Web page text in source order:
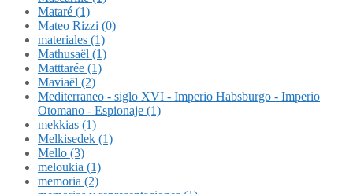
Mataré (1)
Mateo Rizzi (0)
materiales (1)
Mathusaël (1)
Matttarée (1)
Maviaël (2)
Mediterraneo - siglo XVI - Imperio Habsburgo - Imperio
Otomano - Espionaje (1)
mekkias (1)
Melkisedek (1)
Mello (3)
meloukia (1)
memoria (2)